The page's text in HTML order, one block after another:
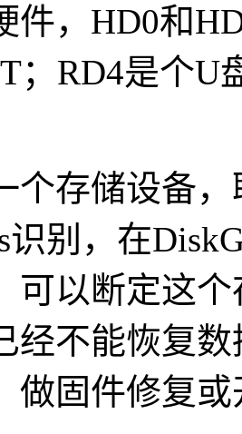
件，HD0和
；RD4是个
存储设备，
识别，在
可以断定这
经不能恢复
做固件修复